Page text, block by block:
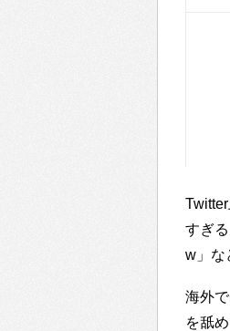
すぎ
w」な
海外
を舐